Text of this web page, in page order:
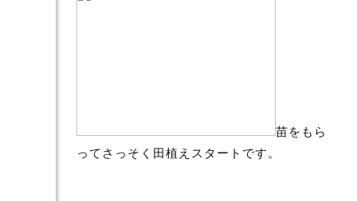
苗をもら
ってさっそく田植えスタートです。